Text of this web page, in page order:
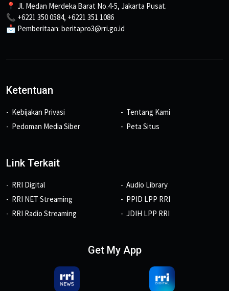
📍 Jl. Medan Merdeka Barat No.4-5, Jakarta Pusat.
📞 +6221 350 0584, +6221 351 1086
📩 Pemberitaan: beritapro3@rri.go.id
Ketentuan
Kebijakan Privasi
Pedoman Media Siber
Tentang Kami
Peta Situs
Link Terkait
RRI Digital
RRI NET Streaming
RRI Radio Streaming
Audio Library
PPID LPP RRI
JDIH LPP RRI
Get My App